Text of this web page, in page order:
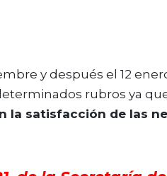
y después el 12
rubros ya
la satisfacción de las